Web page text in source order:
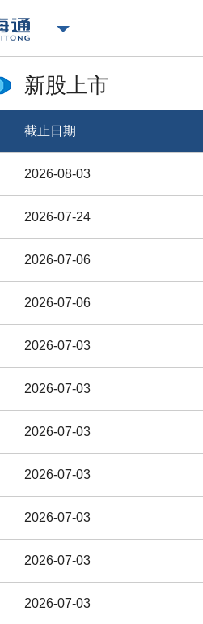
新股上市
截止日期
2026-08-03
2026-07-24
2026-07-06
2026-07-06
2026-07-03
2026-07-03
2026-07-03
2026-07-03
2026-07-03
2026-07-03
2026-07-03